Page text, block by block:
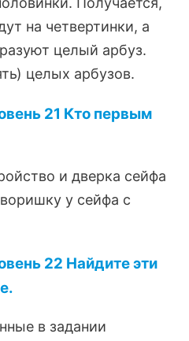
на четвертинки, а
целый арбуз.
целых арбузов.
21 Кто первым
и дверка сейфа
у сейфа с
22 Найдите эти
в задании